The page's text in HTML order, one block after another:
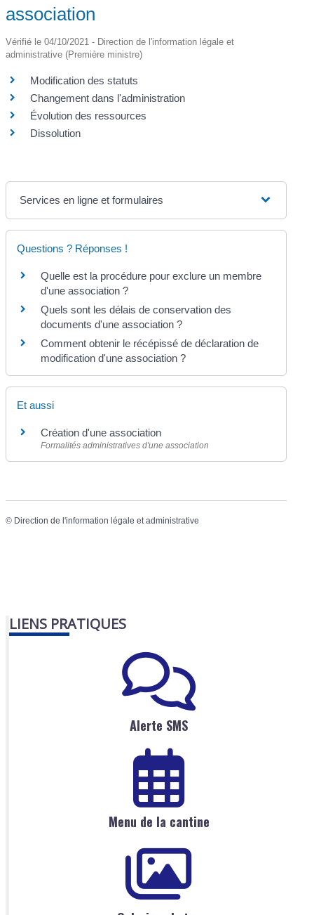
association
Vérifié le 04/10/2021 - Direction de l'information légale et
administrative (Première ministre)
Modification des statuts
Changement dans l'administration
Évolution des ressources
Dissolution
Services en ligne et formulaires
Questions ? Réponses !
Quelle est la procédure pour exclure un membre
d'une association ?
Quels sont les délais de conservation des
documents d'une association ?
Comment obtenir le récépissé de déclaration de
modification d'une association ?
Et aussi
Création d'une association
Formalités administratives d'une association
© Direction de l'information légale et administrative
LIENS PRATIQUES
Alerte SMS
Menu de la cantine